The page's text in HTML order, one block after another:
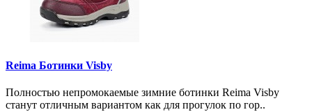
Reima Ботинки Visby
Полностью непромокаемые зимние ботинки Reima Visby
станут отличным вариантом как для прогулок по гор..